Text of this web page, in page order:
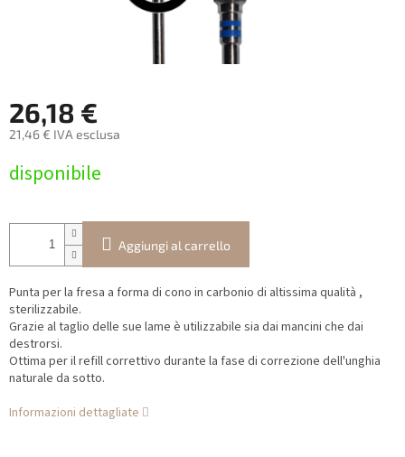
26,18 €
21,46 € IVA esclusa
della
disponibile
Aggiungi al carrello
Punta per la fresa a forma di cono in carbonio di altissima qualità ,
sterilizzabile.
Grazie al taglio delle sue lame è utilizzabile sia dai mancini che dai
destrorsi.
Ottima per il refill correttivo durante la fase di correzione dell'unghia
naturale da sotto.
Informazioni dettagliate